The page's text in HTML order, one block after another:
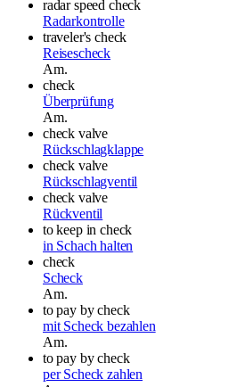
radar speed check
Radarkontrolle
traveler's check
Reisescheck
Am.
check
Überprüfung
Am.
check valve
Rückschlagklappe
check valve
Rückschlagventil
check valve
Rückventil
to keep in check
in Schach halten
check
Scheck
Am.
to pay by check
mit Scheck bezahlen
Am.
to pay by check
per Scheck zahlen